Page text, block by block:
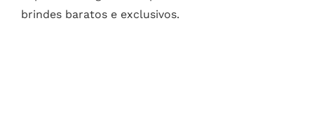
brindes baratos e exclusivos.